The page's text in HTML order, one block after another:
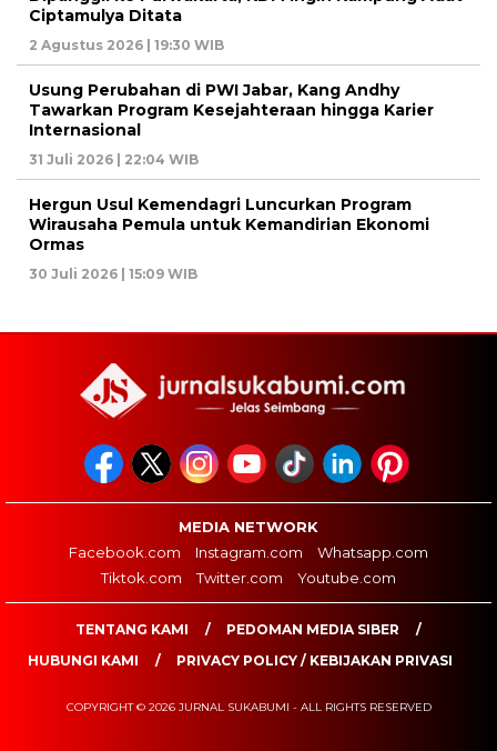
Ciptamulya Ditata
2 Agustus 2026 | 19:30 WIB
Usung Perubahan di PWI Jabar, Kang Andhy
Tawarkan Program Kesejahteraan hingga Karier
Internasional
31 Juli 2026 | 22:04 WIB
Hergun Usul Kemendagri Luncurkan Program
Wirausaha Pemula untuk Kemandirian Ekonomi
Ormas
30 Juli 2026 | 15:09 WIB
MEDIA NETWORK
Facebook.com
Instagram.com
Whatsapp.com
Tiktok.com
Twitter.com Youtube.com
TENTANG KAMI
PEDOMAN MEDIA SIBER
HUBUNGI KAMI
PRIVACY POLICY / KEBIJAKAN PRIVASI
COPYRIGHT © 2026 JURNAL SUKABUMI - ALL RIGHTS RESERVED